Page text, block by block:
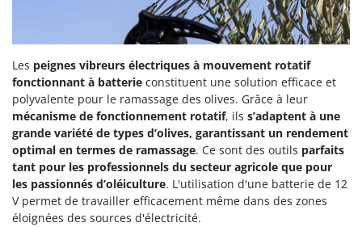
Les peignes vibreurs électriques à mouvement rotatif
fonctionnant à batterie constituent une solution efficace et
polyvalente pour le ramassage des olives. Grâce à leur
mécanisme de fonctionnement rotatif, ils s’adaptent à une
grande variété de types d’olives, garantissant un rendement
optimal en termes de ramassage. Ce sont des outils parfaits
tant pour les professionnels du secteur agricole que pour
les passionnés d’oléiculture. L'utilisation d'une batterie de 12
V permet de travailler efficacement même dans des zones
éloignées des sources d'électricité.